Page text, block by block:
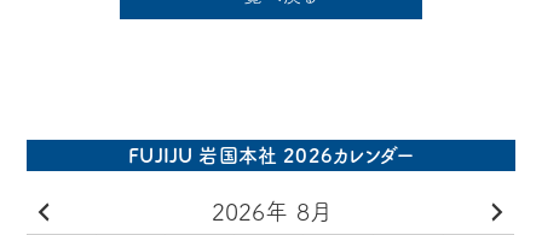
FUJIJU 岩国本社 2026カレンダー
2026年 8月